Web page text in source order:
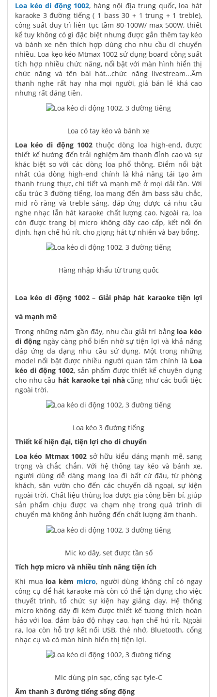
Loa kéo di động 1002, hàng nội địa trung quốc, loa hát
karaoke 3 đường tiếng ( 1 bass 30 + 1 trung + 1 treble),
công suất duy trì liên tục tầm 80-100W/ max 500W, thiết
kế tuy không có gì đặc biệt nhưng được gắn thêm tay kéo
và bánh xe nên thích hợp dùng cho nhu cầu di chuyển
nhiều. Loa kẹo kéo Mtmax 1002 sử dụng board công suất
tích hợp nhiều chức năng, nổi bật với màn hình hiển thị
chức năng và tên bài hát...chức năng livestream...Âm
thanh nghe rất hay nha mọi người, giá bán lẻ khá cao
nhưng rất đáng tiền.
Loa có tay kéo và bánh xe
Loa kéo di động 1002thuộc dòng loa high-end, được
thiết kế hướng đến trải nghiệm âm thanh đỉnh cao và sự
khác biệt so với các dòng loa phổ thông. Điểm nổi bật
nhất của dòng high-end chính là khả năng tái tạo âm
thanh trung thực, chi tiết và mạnh mẽ ở mọi dải tần. Với
cấu trúc 3 đường tiếng, loa mang đến âm bass sâu chắc,
mid rõ ràng và treble sáng, đáp ứng được cả nhu cầu
nghe nhạc lẫn hát karaoke chất lượng cao. Ngoài ra, loa
còn được trang bị micro không dây cao cấp, kết nối ổn
định, hạn chế hú rít, cho giọng hát tự nhiên và bay bổng.
Hàng nhập khẩu từ trung quốc
Loa kéo di động 1002 – Giải pháp hát karaoke tiện lợi
và mạnh mẽ
Trong những năm gần đây, nhu cầu giải trí bằng loa kéo
di độngngày càng phổ biến nhờ sự tiện lợi và khả năng
đáp ứng đa dạng nhu cầu sử dụng. Một trong những
model nổi bật được nhiều người quan tâm chính là Loa
kéo di động 1002, sản phẩm được thiết kế chuyên dụng
cho nhu cầu hát karaoke tại nhàcũng như các buổi tiệc
ngoài trời.
Loa kéo 3 đường tiếng
Thiết kế hiện đại, tiện lợi cho di chuyển
Loa kéo Mtmax 1002 sở hữu kiểu dáng mạnh mẽ, sang
trọng và chắc chắn. Với hệ thống tay kéo và bánh xe,
người dùng dễ dàng mang loa đi bất cứ đâu, từ phòng
khách, sân vườn cho đến các chuyến dã ngoại, sự kiện
ngoài trời. Chất liệu thùng loa được gia công bền bỉ, giúp
sản phẩm chịu được va chạm nhẹ trong quá trình di
chuyển mà không ảnh hưởng đến chất lượng âm thanh.
Mic ko dây, set được tần số
Tích hợp micro và nhiều tính năng tiện ích
Khi mua loa kèm micro, người dùng không chỉ có ngay
công cụ để hát karaoke mà còn có thể tận dụng cho việc
thuyết trình, tổ chức sự kiện hay giảng dạy. Hệ thống
micro không dây đi kèm được thiết kế tương thích hoàn
hảo với loa, đảm bảo độ nhạy cao, hạn chế hú rít. Ngoài
ra, loa còn hỗ trợ kết nối USB, thẻ nhớ, Bluetooth, cổng
nhạc cụ và có màn hình hiển thị tiện lợi.
Mic dùng pin sạc, cổng sạc tyle-C
Âm thanh 3 đường tiếng sống động